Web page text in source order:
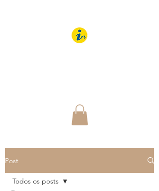
Post
Todos os posts